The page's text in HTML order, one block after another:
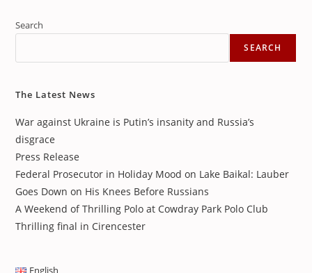
Search
SEARCH
The Latest News
War against Ukraine is Putin’s insanity and Russia’s
disgrace
Press Release
Federal Prosecutor in Holiday Mood on Lake Baikal: Lauber
Goes Down on His Knees Before Russians
A Weekend of Thrilling Polo at Cowdray Park Polo Club
Thrilling final in Cirencester
English